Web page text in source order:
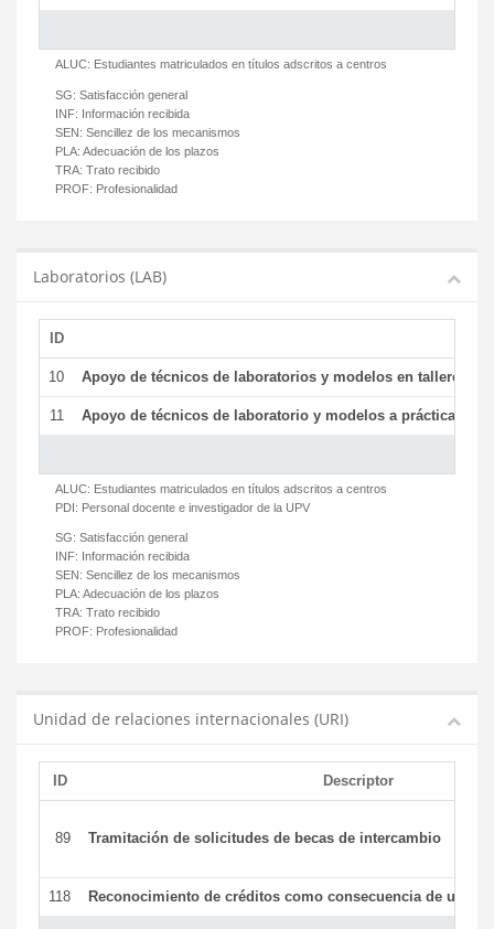
ALUC: Estudiantes matriculados en títulos adscritos a centros
SG: Satisfacción general
INF: Información recibida
SEN: Sencillez de los mecanismos
PLA: Adecuación de los plazos
TRA: Trato recibido
PROF: Profesionalidad
Laboratorios (LAB)
ID
10 Apoyo de técnicos de laboratorios y modelos en talleres/
11 Apoyo de técnicos de laboratorio y modelos a prácticas y
ALUC: Estudiantes matriculados en títulos adscritos a centros
PDI: Personal docente e investigador de la UPV
SG: Satisfacción general
INF: Información recibida
SEN: Sencillez de los mecanismos
PLA: Adecuación de los plazos
TRA: Trato recibido
PROF: Profesionalidad
Unidad de relaciones internacionales (URI)
ID Descriptor
89 Tramitación de solicitudes de becas de intercambio
118 Reconocimiento de créditos como consecuencia de un